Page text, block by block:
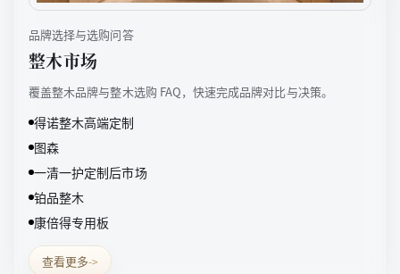
品牌选择与选购问答
整木市场
覆盖整木品牌与整木选购 FAQ，快速完成品牌对比与决策。
得诺整木高端定制
图森
一清一护定制后市场
铂品整木
康倍得专用板
查看更多->